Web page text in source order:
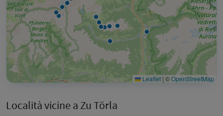
Leaflet | ©OpenStreetMap
Località vicine a Zu Törla